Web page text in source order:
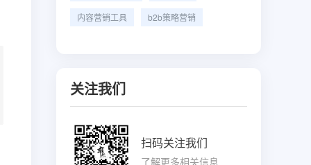
内容营销工具 b2b策略营销
关注我们
扫码关注我们
了解更多相关信息